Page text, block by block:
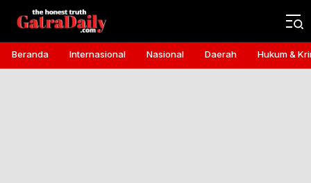
Gatra Daily
the honest truth
Beranda Internasional Nasional Daerah Hukum &